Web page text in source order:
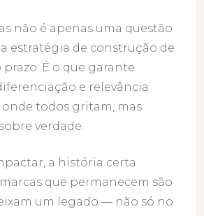
não é apenas uma questão
estratégia de construção de
É o que garante
e relevância
todos gritam, mas
verdade.
a história certa
que permanecem são
um legado — não só no